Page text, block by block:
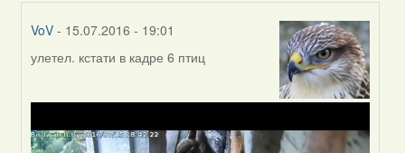
VoV - 15.07.2016 - 19:01
In
to
Жанна
улетел. кстати в кадре 6 птиц